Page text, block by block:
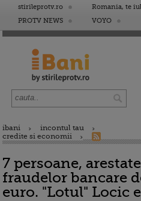
stirileprotv.ro Romania, te
PROTV NEWS
VOYO
ibani
incontul tau
credite si economii
7 persoane,
fraudelor bancare
euro. "Lotul" Locic